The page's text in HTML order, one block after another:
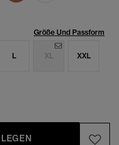
Größe Und Passform
L XL XXL